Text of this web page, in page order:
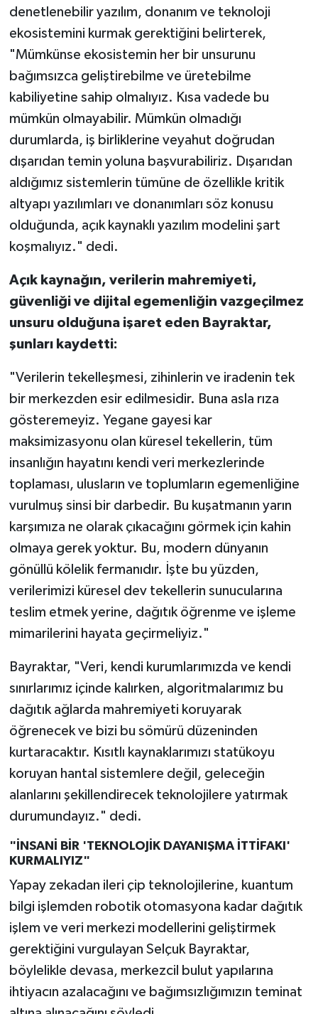
denetlenebilir yazılım, donanım ve teknoloji
ekosistemini kurmak gerektiğini belirterek,
"Mümkünse ekosistemin her bir unsurunu
bağımsızca geliştirebilme ve üretebilme
kabiliyetine sahip olmalıyız. Kısa vadede bu
mümkün olmayabilir. Mümkün olmadığı
durumlarda, iş birliklerine veyahut doğrudan
dışarıdan temin yoluna başvurabiliriz. Dışarıdan
aldığımız sistemlerin tümüne de özellikle kritik
altyapı yazılımları ve donanımları söz konusu
olduğunda, açık kaynaklı yazılım modelini şart
koşmalıyız." dedi.
Açık kaynağın, verilerin mahremiyeti,
güvenliği ve dijital egemenliğin vazgeçilmez
unsuru olduğuna işaret eden Bayraktar,
şunları kaydetti:
"Verilerin tekelleşmesi, zihinlerin ve iradenin tek
bir merkezden esir edilmesidir. Buna asla rıza
gösteremeyiz. Yegane gayesi kar
maksimizasyonu olan küresel tekellerin, tüm
insanlığın hayatını kendi veri merkezlerinde
toplaması, ulusların ve toplumların egemenliğine
vurulmuş sinsi bir darbedir. Bu kuşatmanın yarın
karşımıza ne olarak çıkacağını görmek için kahin
olmaya gerek yoktur. Bu, modern dünyanın
gönüllü kölelik fermanıdır. İşte bu yüzden,
verilerimizi küresel dev tekellerin sunucularına
teslim etmek yerine, dağıtık öğrenme ve işleme
mimarilerini hayata geçirmeliyiz."
Bayraktar, "Veri, kendi kurumlarımızda ve kendi
sınırlarımız içinde kalırken, algoritmalarımız bu
dağıtık ağlarda mahremiyeti koruyarak
öğrenecek ve bizi bu sömürü düzeninden
kurtaracaktır. Kısıtlı kaynaklarımızı statükoyu
koruyan hantal sistemlere değil, geleceğin
alanlarını şekillendirecek teknolojilere yatırmak
durumundayız." dedi.
"İNSANİ BİR 'TEKNOLOJİK DAYANIŞMA İTTİFAKI'
KURMALIYIZ"
Yapay zekadan ileri çip teknolojilerine, kuantum
bilgi işlemden robotik otomasyona kadar dağıtık
işlem ve veri merkezi modellerini geliştirmek
gerektiğini vurgulayan Selçuk Bayraktar,
böylelikle devasa, merkezcil bulut yapılarına
ihtiyacın azalacağını ve bağımsızlığımızın teminat